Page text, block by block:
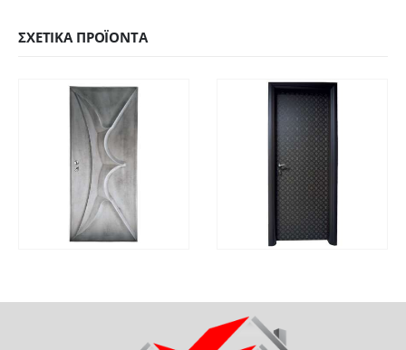
ΣΧΕΤΙΚΆ ΠΡΟΪΌΝΤΑ
ΔΙΑΒΆΣΤΕ ΠΕΡΙΣΣΌΤΕΡΑ
ΓΡΉΓΟΡΗ ΔΙΑΒΆΣΤΕ
ΓΡΉΓΟΡΗ